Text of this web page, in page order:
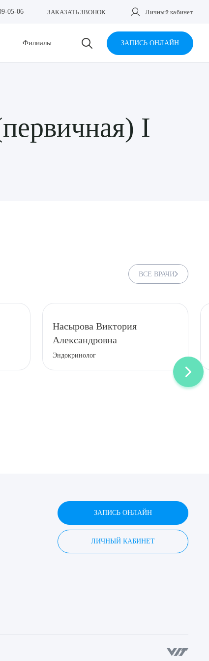
05-06 ЗАКАЗАТЬ ЗВОНОК Личный кабинет
Филиалы ЗАПИСЬ ОНЛАЙН
I
ВСЕ ВРАЧИ
Насырова Виктория
Александровна
Эндокринолог
ЗАПИСЬ ОНЛАЙН
ЛИЧНЫЙ КАБИНЕТ